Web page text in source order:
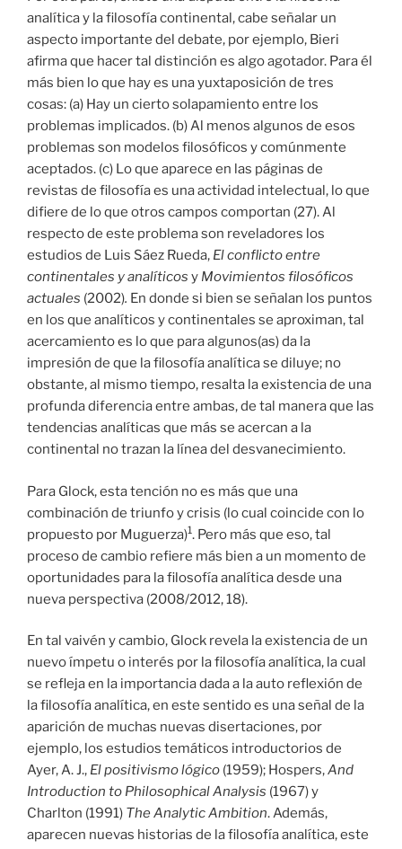
analítica y la filosofía continental, cabe señalar un
aspecto importante del debate, por ejemplo, Bieri
afirma que hacer tal distinción es algo agotador. Para él
más bien lo que hay es una yuxtaposición de tres
cosas: (a) Hay un cierto solapamiento entre los
problemas implicados. (b) Al menos algunos de esos
problemas son modelos filosóficos y comúnmente
aceptados. (c) Lo que aparece en las páginas de
revistas de filosofía es una actividad intelectual, lo que
difiere de lo que otros campos comportan (27). Al
respecto de este problema son reveladores los
estudios de Luis Sáez Rueda, El conflicto entre
continentales y analíticos y Movimientos filosóficos
actuales (2002). En donde si bien se señalan los puntos
en los que analíticos y continentales se aproximan, tal
acercamiento es lo que para algunos(as) da la
impresión de que la filosofía analítica se diluye; no
obstante, al mismo tiempo, resalta la existencia de una
profunda diferencia entre ambas, de tal manera que las
tendencias analíticas que más se acercan a la
continental no trazan la línea del desvanecimiento.
Para Glock, esta tención no es más que una
combinación de triunfo y crisis (lo cual coincide con lo
propuesto por Muguerza)1. Pero más que eso, tal
proceso de cambio refiere más bien a un momento de
oportunidades para la filosofía analítica desde una
nueva perspectiva (2008/2012, 18).
En tal vaivén y cambio, Glock revela la existencia de un
nuevo ímpetu o interés por la filosofía analítica, la cual
se refleja en la importancia dada a la auto reflexión de
la filosofía analítica, en este sentido es una señal de la
aparición de muchas nuevas disertaciones, por
ejemplo, los estudios temáticos introductorios de
Ayer, A. J., El positivismo lógico (1959); Hospers,And
Introduction to Philosophical Analysis (1967) y
Charlton (1991) The Analytic Ambition. Además,
aparecen nuevas historias de la filosofía analítica, este